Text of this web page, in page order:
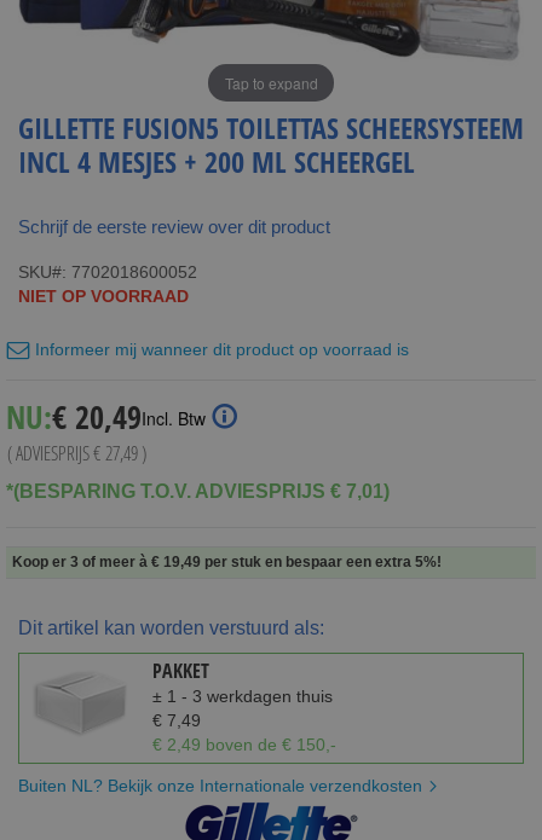
Tap to expand
GILLETTE FUSION5 TOILETTAS SCHEERSYSTEEM
INCL 4 MESJES + 200 ML SCHEERGEL
Schrijf de eerste review over dit product
SKU
7702018600052
NIET OP VOORRAAD
Informeer mij wanneer dit product op voorraad is
NU: Special
Price
€ 20,49Incl. Btw
( ADVIESPRIJS€ 27,49)
*(BESPARING T.O.V. ADVIESPRIJS € 7,01)
Koop er 3 of meer à € 19,49 per stuk en bespaar een extra 5%!
Dit artikel kan worden verstuurd als:
PAKKET
± 1 - 3 werkdagen thuis
€ 7,49
€ 2,49 boven de € 150,-
Buiten NL? Bekijk onze Internationale verzendkosten